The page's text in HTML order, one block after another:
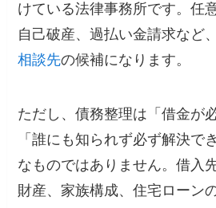
けている法律事務所です。任
自己破産、過払い金請求など
相談先の候補になります。
ただし、債務整理は「借金が
「誰にも知られず必ず解決で
なものではありません。借入
財産、家族構成、住宅ローン